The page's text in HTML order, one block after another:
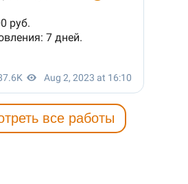
все работы